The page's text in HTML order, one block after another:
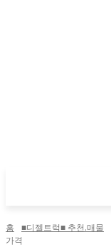
홈 ■디젤트럭■ 추천.매물
가격